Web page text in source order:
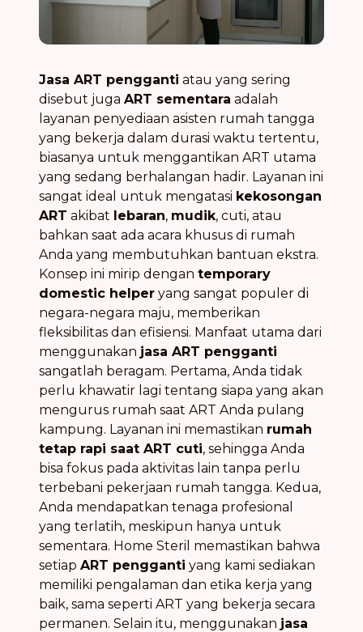
Jasa ART pengganti atau yang sering
disebut juga ART sementara adalah
layanan penyediaan asisten rumah tangga
yang bekerja dalam durasi waktu tertentu,
biasanya untuk menggantikan ART utama
yang sedang berhalangan hadir. Layanan ini
sangat ideal untuk mengatasi kekosongan
ART akibat lebaran, mudik, cuti, atau
bahkan saat ada acara khusus di rumah
Anda yang membutuhkan bantuan ekstra.
Konsep ini mirip dengan temporary
domestic helper yang sangat populer di
negara-negara maju, memberikan
fleksibilitas dan efisiensi. Manfaat utama dari
menggunakan jasa ART pengganti
sangatlah beragam. Pertama, Anda tidak
perlu khawatir lagi tentang siapa yang akan
mengurus rumah saat ART Anda pulang
kampung. Layanan ini memastikan rumah
tetap rapi saat ART cuti, sehingga Anda
bisa fokus pada aktivitas lain tanpa perlu
terbebani pekerjaan rumah tangga. Kedua,
Anda mendapatkan tenaga profesional
yang terlatih, meskipun hanya untuk
sementara. Home Steril memastikan bahwa
setiap ART pengganti yang kami sediakan
memiliki pengalaman dan etika kerja yang
baik, sama seperti ART yang bekerja secara
permanen. Selain itu, menggunakan jasa